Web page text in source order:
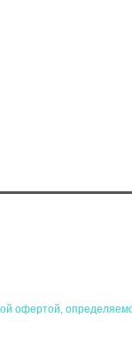
офертой,